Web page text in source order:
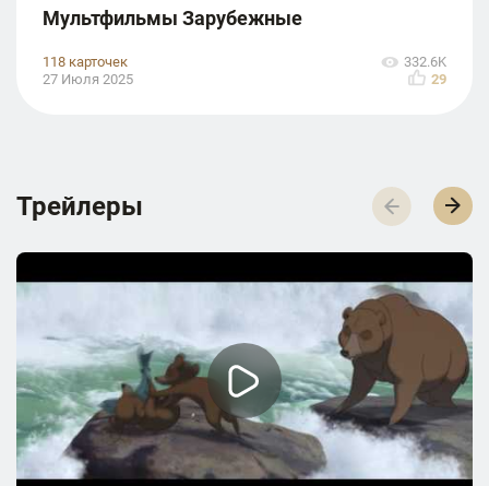
Мультфильмы Зарубежные
118 карточек
332.6K
27 Июля 2025
29
Трейлеры